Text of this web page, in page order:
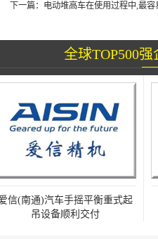
下一篇： 电动堆高车在使用过程中,最
全球TOP500
(南通)汽车手摇平衡重式起
吊设备顺利交付